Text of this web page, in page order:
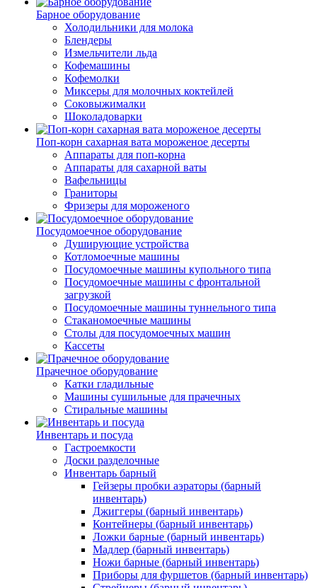
Барное оборудование
Холодильники для молока
Блендеры
Измельчители льда
Кофемашины
Кофемолки
Миксеры для молочных коктейлей
Соковыжималки
Шоколадоварки
Поп-корн сахарная вата мороженое десерты
Аппараты для поп-корна
Аппараты для сахарной ваты
Вафельницы
Граниторы
Фризеры для мороженого
Посудомоечное оборудование
Душирующие устройства
Котломоечные машины
Посудомоечные машины купольного типа
Посудомоечные машины с фронтальной
загрузкой
Посудомоечные машины туннельного типа
Стаканомоечные машины
Столы для посудомоечных машин
Кассеты
Прачечное оборудование
Катки гладильные
Машины сушильные для прачечных
Стиральные машины
Инвентарь и посуда
Гастроемкости
Доски разделочные
Инвентарь барный
Гейзеры пробки аэраторы (барный
инвентарь)
Джиггеры (барный инвентарь)
Контейнеры (барный инвентарь)
Ложки барные (барный инвентарь)
Мадлер (барный инвентарь)
Ножи барные (барный инвентарь)
Приборы для фуршетов (барный инвентарь)